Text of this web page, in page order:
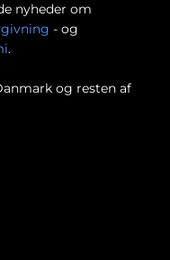
nyheder om
- og
.
og resten af